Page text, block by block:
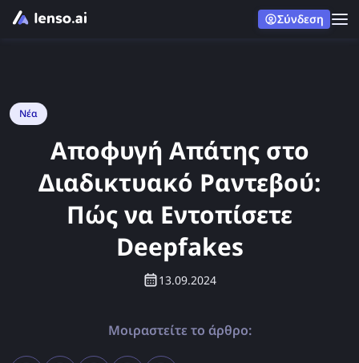
Σύνδεση
Νέα
Αποφυγή Απάτης στο
Διαδικτυακό Ραντεβού:
Πώς να Εντοπίσετε
Deepfakes
13.09.2024
Μοιραστείτε το άρθρο: